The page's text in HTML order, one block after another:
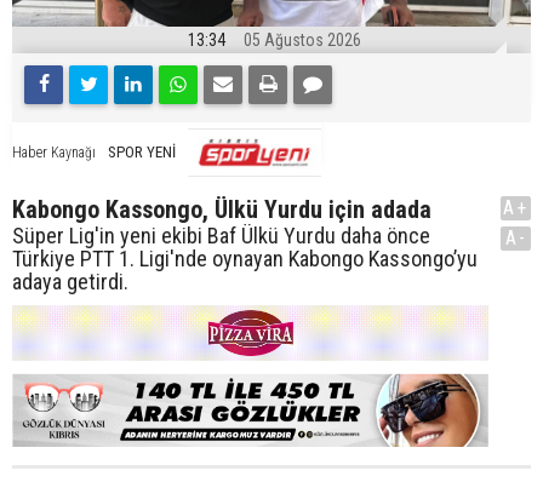
13:34 05 Ağustos 2026
Haber Kaynağı SPOR YENİ
Kabongo Kassongo, Ülkü Yurdu için adada
Süper Lig'in yeni ekibi Baf Ülkü Yurdu daha önce
Türkiye PTT 1. Ligi'nde oynayan Kabongo Kassongo’yu
adaya getirdi.
A+
A-